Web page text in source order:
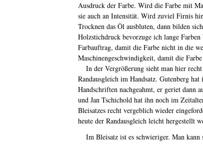
Ausdruck der Farbe. Wird die Farbe mit
sie auch an Intensität. Wird zuviel Firnis
Trocknen das Öl ausbluten, dann bilden
Holzstichdruck bevorzuge ich lange
Farbauftrag, damit die Farbe nicht in die
Maschinengeschwindigkeit, damit die
In der Vergrößerung sieht man hier
Randausgleich im Handsatz. Gutenberg hat
Handschriften nachgeahmt, er geriet dann
und Jan Tschichold hat ihn noch im
Bleisatzes recht vergeblich wieder
heute der Randausgleich leicht hergestellt
Im Bleisatz ist es schwieriger. Man kann